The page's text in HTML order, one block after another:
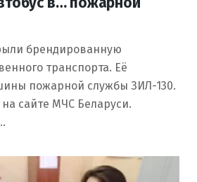
брендированную
транспорта. Её
пожарной службы ЗИЛ-130.
сайте МЧС Беларуси.